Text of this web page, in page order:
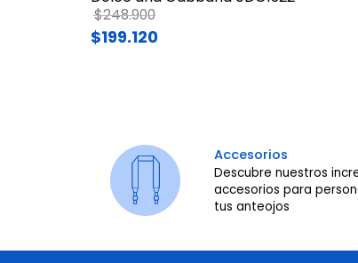
Price reduced from
$248.900to
$199.120
Accesorios
Descubre nuestros
accesorios para
tus anteojos